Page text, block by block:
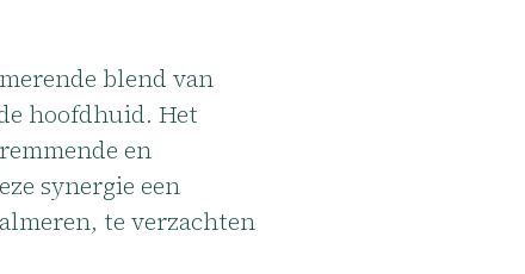
blend van
hoofdhuid. Het
en
synergie een
te verzachten